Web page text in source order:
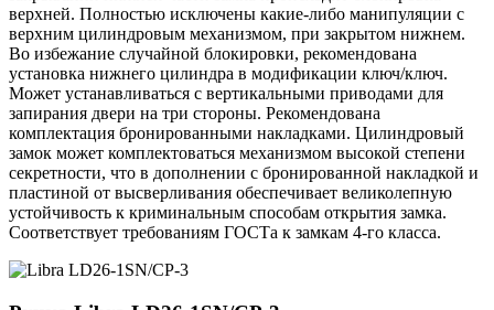
верхней. Полностью исключены какие-либо манипуляции с
верхним цилиндровым механизмом, при закрытом нижнем.
Во избежание случайной блокировки, рекомендована
установка нижнего цилиндра в модификации ключ/ключ.
Может устанавливаться с вертикальными приводами для
запирания двери на три стороны. Рекомендована
комплектация бронированными накладками. Цилиндровый
замок может комплектоваться механизмом высокой степени
секретности, что в дополнении с бронированной накладкой и
пластиной от высверливания обеспечивает великолепную
устойчивость к криминальным способам открытия замка.
Соответствует требованиям ГОСТа к замкам 4-го класса.